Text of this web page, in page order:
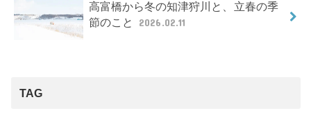
高富橋から冬の知津狩川と、立春の季
節のこと
2026.02.11
TAG